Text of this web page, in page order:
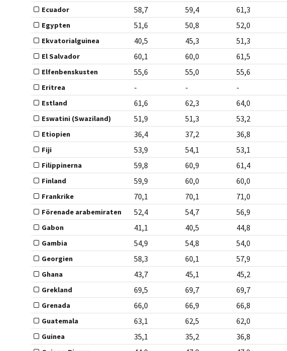
Ecuador 58,7 59,4 61,3
Egypten 51,6 50,8 52,0
Ekvatorialguinea 40,5 45,3 51,3
El Salvador 60,1 60,0 61,5
Elfenbenskusten 55,6 55,0 55,6
Eritrea - - -
Estland 61,6 62,3 64,0
Eswatini (Swaziland) 51,9 51,3 53,2
Etiopien 36,4 37,2 36,8
Fiji 53,9 54,1 53,1
Filippinerna 59,8 60,9 61,4
Finland 59,9 60,0 60,0
Frankrike 70,1 70,1 71,0
Förenade arabemiraten 52,4 54,7 56,9
Gabon 41,1 40,5 44,8
Gambia 54,9 54,8 54,0
Georgien 58,3 60,1 57,9
Ghana 43,7 45,1 45,2
Grekland 69,5 69,7 69,7
Grenada 66,0 66,9 66,8
Guatemala 63,1 62,5 62,0
Guinea 35,1 35,2 36,8